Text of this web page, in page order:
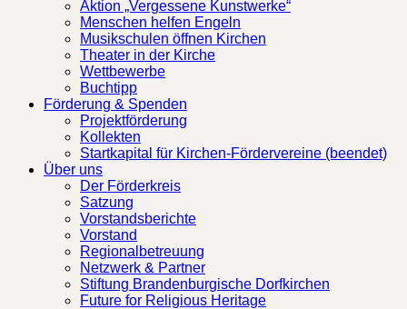
Aktion „Vergessene Kunstwerke“
Menschen helfen Engeln
Musikschulen öffnen Kirchen
Theater in der Kirche
Wettbewerbe
Buchtipp
Förderung & Spenden
Projektförderung
Kollekten
Startkapital für Kirchen-Fördervereine (beendet)
Über uns
Der Förderkreis
Satzung
Vorstandsberichte
Vorstand
Regionalbetreuung
Netzwerk & Partner
Stiftung Brandenburgische Dorfkirchen
Future for Religious Heritage